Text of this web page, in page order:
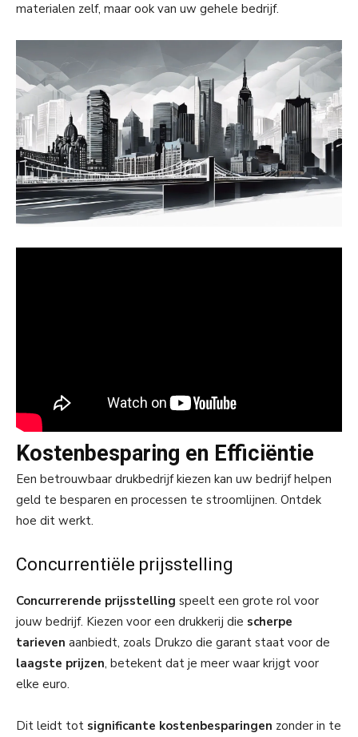
materialen zelf, maar ook van uw gehele bedrijf.
Kostenbesparing en Efficiëntie
Een betrouwbaar drukbedrijf kiezen kan uw bedrijf helpen
geld te besparen en processen te stroomlijnen. Ontdek
hoe dit werkt.
Concurrentiële prijsstelling
Concurrerende prijsstelling speelt een grote rol voor
jouw bedrijf. Kiezen voor een drukkerij die scherpe
tarieven aanbiedt, zoals Drukzo die garant staat voor de
laagste prijzen, betekent dat je meer waar krijgt voor
elke euro.
Dit leidt tot significante kostenbesparingen zonder in te